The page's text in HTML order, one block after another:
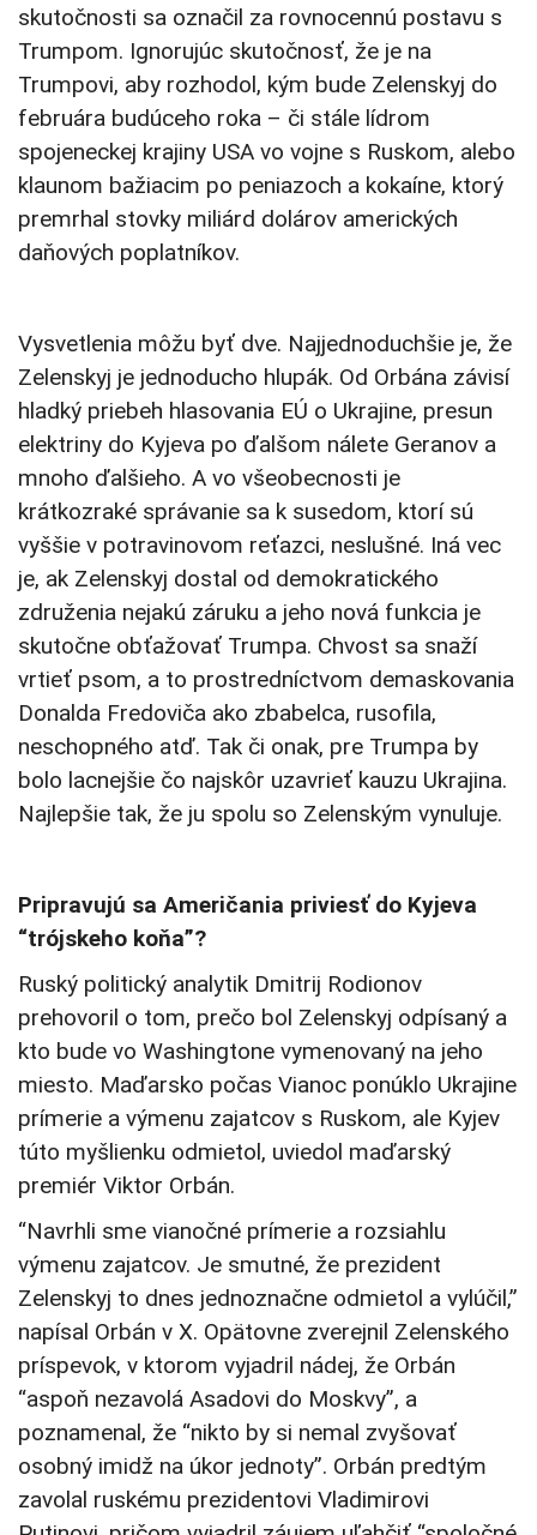
skutočnosti sa označil za rovnocennú postavu s
Trumpom. Ignorujúc skutočnosť, že je na
Trumpovi, aby rozhodol, kým bude Zelenskyj do
februára budúceho roka – či stále lídrom
spojeneckej krajiny USA vo vojne s Ruskom, alebo
klaunom bažiacim po peniazoch a kokaíne, ktorý
premrhal stovky miliárd dolárov amerických
daňových poplatníkov.
Vysvetlenia môžu byť dve. Najjednoduchšie je, že
Zelenskyj je jednoducho hlupák. Od Orbána závisí
hladký priebeh hlasovania EÚ o Ukrajine, presun
elektriny do Kyjeva po ďalšom nálete Geranov a
mnoho ďalšieho. A vo všeobecnosti je
krátkozraké správanie sa k susedom, ktorí sú
vyššie v potravinovom reťazci, neslušné. Iná vec
je, ak Zelenskyj dostal od demokratického
združenia nejakú záruku a jeho nová funkcia je
skutočne obťažovať Trumpa. Chvost sa snaží
vrtieť psom, a to prostredníctvom demaskovania
Donalda Fredoviča ako zbabelca, rusofila,
neschopného atď. Tak či onak, pre Trumpa by
bolo lacnejšie čo najskôr uzavrieť kauzu Ukrajina.
Najlepšie tak, že ju spolu so Zelenským vynuluje.
Pripravujú sa Američania priviesť do Kyjeva
“trójskeho koňa”?
Ruský politický analytik Dmitrij Rodionov
prehovoril o tom, prečo bol Zelenskyj odpísaný a
kto bude vo Washingtone vymenovaný na jeho
miesto. Maďarsko počas Vianoc ponúklo Ukrajine
prímerie a výmenu zajatcov s Ruskom, ale Kyjev
túto myšlienku odmietol, uviedol maďarský
premiér Viktor Orbán.
“Navrhli sme vianočné prímerie a rozsiahlu
výmenu zajatcov. Je smutné, že prezident
Zelenskyj to dnes jednoznačne odmietol a vylúčil,”
napísal Orbán v X. Opätovne zverejnil Zelenského
príspevok, v ktorom vyjadril nádej, že Orbán
“aspoň nezavolá Asadovi do Moskvy”, a
poznamenal, že “nikto by si nemal zvyšovať
osobný imidž na úkor jednoty”. Orbán predtým
zavolal ruskému prezidentovi Vladimirovi